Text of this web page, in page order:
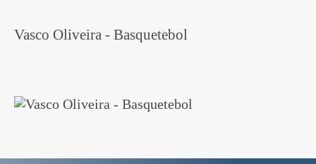
Vasco Oliveira - Basquetebol